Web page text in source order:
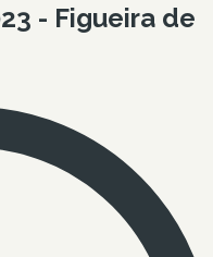
- Figueira de